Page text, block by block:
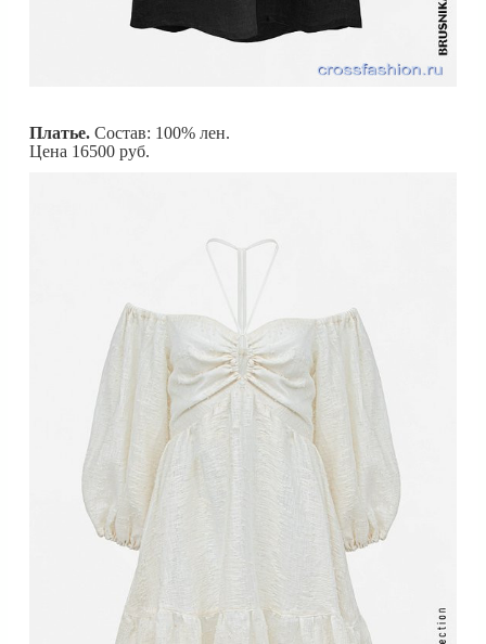
Платье. Состав: 100% лен.
Цена 16500 руб.